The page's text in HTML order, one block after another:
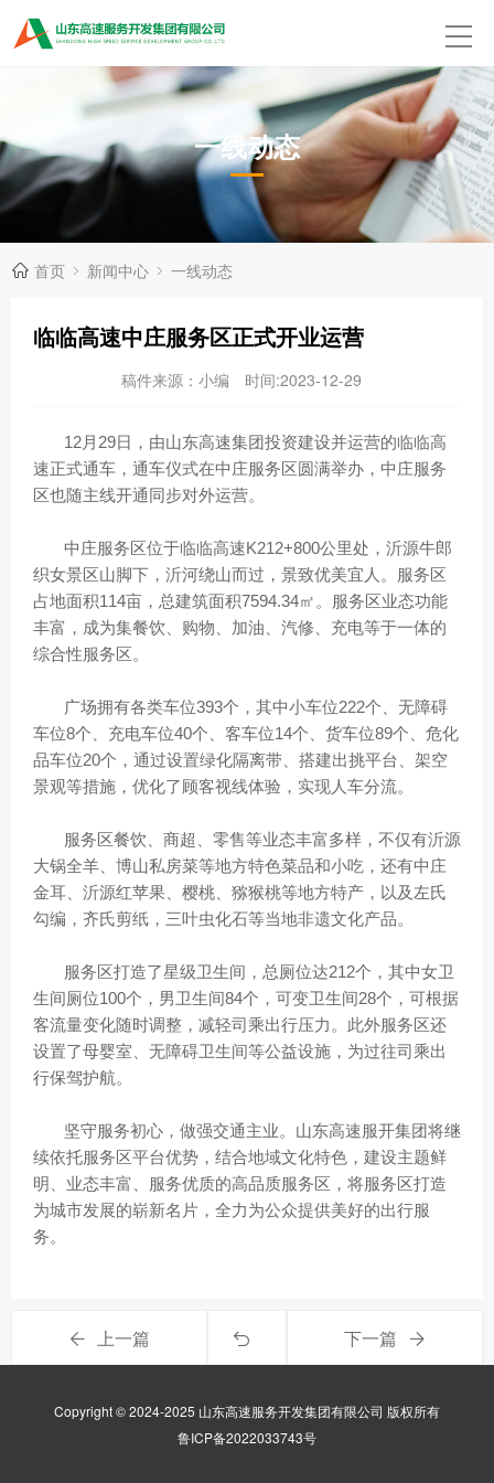
一线动态
首页 新闻中心 一线动态
临临高速中庄服务区正式开业运营
稿件来源：小编 时间:2023-12-29
12月29日，由山东高速集团投资建设并运营的临临高
速正式通车，通车仪式在中庄服务区圆满举办，中庄服务
区也随主线开通同步对外运营。
中庄服务区位于临临高速K212+800公里处，沂源牛郎
织女景区山脚下，沂河绕山而过，景致优美宜人。服务区
占地面积114亩，总建筑面积7594.34㎡。服务区业态功能
丰富，成为集餐饮、购物、加油、汽修、充电等于一体的
综合性服务区。
广场拥有各类车位393个，其中小车位222个、无障碍
车位8个、充电车位40个、客车位14个、货车位89个、危化
品车位20个，通过设置绿化隔离带、搭建出挑平台、架空
景观等措施，优化了顾客视线体验，实现人车分流。
服务区餐饮、商超、零售等业态丰富多样，不仅有沂源
大锅全羊、博山私房菜等地方特色菜品和小吃，还有中庄
金耳、沂源红苹果、樱桃、猕猴桃等地方特产，以及左氏
勾编，齐氏剪纸，三叶虫化石等当地非遗文化产品。
服务区打造了星级卫生间，总厕位达212个，其中女卫
生间厕位100个，男卫生间84个，可变卫生间28个，可根据
客流量变化随时调整，减轻司乘出行压力。此外服务区还
设置了母婴室、无障碍卫生间等公益设施，为过往司乘出
行保驾护航。
坚守服务初心，做强交通主业。山东高速服开集团将继
续依托服务区平台优势，结合地域文化特色，建设主题鲜
明、业态丰富、服务优质的高品质服务区，将服务区打造
为城市发展的崭新名片，全力为公众提供美好的出行服
务。
上一篇 下一篇
Copyright © 2024-2025 山东高速服务开发集团有限公司 版权所有
鲁ICP备2022033743号